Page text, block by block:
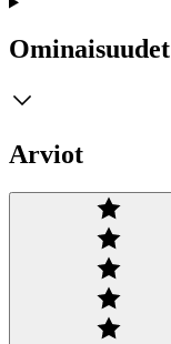
Ominaisuudet
Arviot